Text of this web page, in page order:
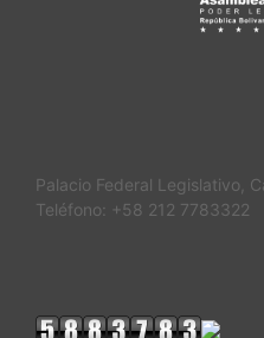
Palacio Federal Legislativo,
Teléfono: +58 212 7783322